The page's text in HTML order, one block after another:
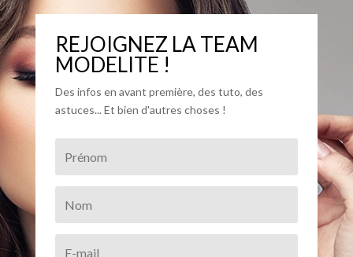
REJOIGNEZ LA TEAM
MODELITE !
Des infos en avant première, des tuto, des
astuces... Et bien d'autres choses !